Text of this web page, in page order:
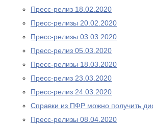
Пресс-релиз 18.02.2020
Пресс-релизы 20.02.2020
Пресс-релизы 03.03.2020
Пресс-релиз 05.03.2020
Пресс-релизы 18.03.2020
Пресс-релиз 23.03.2020
Пресс-релиз 24.03.2020
Справки из ПФР можно получить
Пресс-релизы 08.04.2020